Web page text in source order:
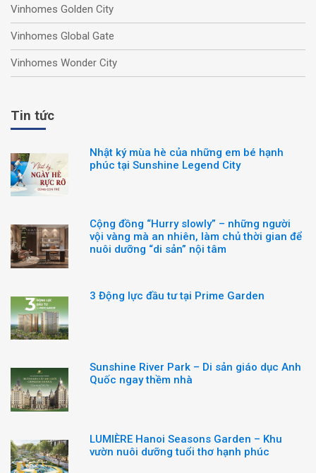
Vinhomes Golden City
Vinhomes Global Gate
Vinhomes Wonder City
Tin tức
Nhật ký mùa hè của những em bé hạnh
phúc tại Sunshine Legend City
Cộng đồng “Hurry slowly” – những người
vội vàng mà an nhiên, làm chủ thời gian để
nuôi dưỡng “di sản” nội tâm
3 Động lực đầu tư tại Prime Garden
Sunshine River Park – Di sản giáo dục Anh
Quốc ngay thềm nhà
LUMIÈRE Hanoi Seasons Garden – Khu
vườn nuôi dưỡng tuổi thơ hạnh phúc